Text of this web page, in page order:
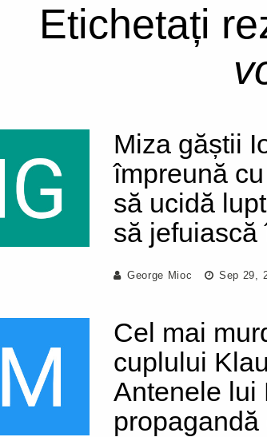
Etichetați
Miza găștii
împreună
să ucidă
să jefuiască
George Mioc Sep 29,
Cel mai
cuplului
Antenele lui